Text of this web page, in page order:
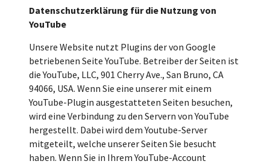
Datenschutzerklärung für die Nutzung von
YouTube
Unsere Website nutzt Plugins der von Google
betriebenen Seite YouTube. Betreiber der Seiten ist
die YouTube, LLC, 901 Cherry Ave., San Bruno, CA
94066, USA. Wenn Sie eine unserer mit einem
YouTube-Plugin ausgestatteten Seiten besuchen,
wird eine Verbindung zu den Servern von YouTube
hergestellt. Dabei wird dem Youtube-Server
mitgeteilt, welche unserer Seiten Sie besucht
haben. Wenn Sie in Ihrem YouTube-Account